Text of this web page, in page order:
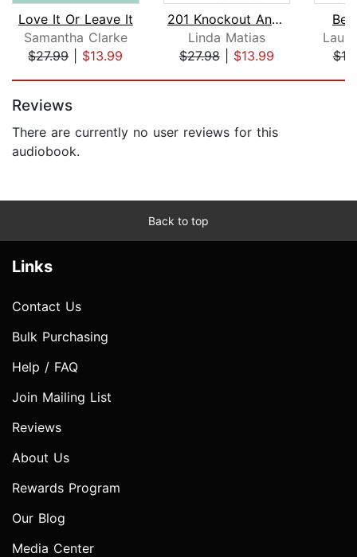
Love It Or Leave It
Samantha Clarke
$27.99| $13.99
201 Knockout Answers to Tough Intervi...
Linda Matias
$27.98| $13.99
Reviews
There are currently no user reviews for this
audiobook.
Back to top
Links
Contact Us
Bulk Purchasing
Help / FAQ
Join Mailing List
Reviews
About Us
Rewards Program
Our Blog
Media Center